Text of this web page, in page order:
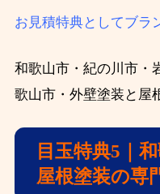
お見積特典としてブラ
和歌山市・紀の川市・
歌山市・外壁塗装と屋
目玉特典5｜
屋根塗装の専